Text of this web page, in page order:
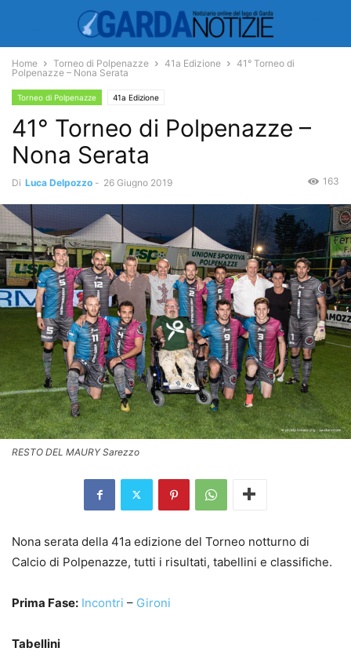
Home Torneo di Polpenazze 41a Edizione
41° Torneo di
Polpenazze – Nona Serata
Torneo di Polpenazze 41a Edizione
41° Torneo di Polpenazze –
Nona Serata
Di Luca Delpozzo - 26 Giugno 2019 163
RESTO DEL MAURY Sarezzo
Nona serata della 41a edizione del Torneo notturno di
Calcio di Polpenazze, tutti i risultati, tabellini e classifiche.
Prima Fase: Incontri – Gironi
Tabellini